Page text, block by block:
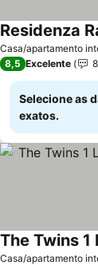
Casa/apartamento
Residenza
8,5 Excelente
Selecione as
exatos.
Casa/apartamento